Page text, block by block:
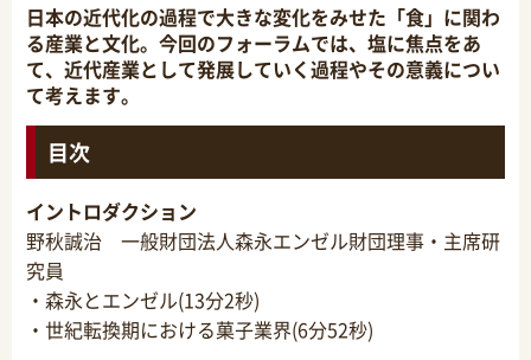
日本の近代化の過程で大きな変化をみせた「食」に関わ
る産業と文化。今回のフォーラムでは、塩に焦点をあ
て、近代産業として発展していく過程やその意義につい
て考えます。
目次
イントロダクション
野秋誠治 一般財団法人森永エンゼル財団理事・主席研
究員
・森永とエンゼル(13分2秒)
・世紀転換期における菓子業界(6分52秒)